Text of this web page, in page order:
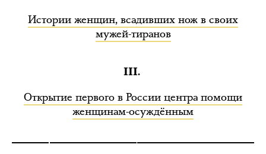
Истории женщин, всадивших нож в своих
мужей-тиранов
III.
Открытие первого в России центра помощи
женщинам-осуждённым